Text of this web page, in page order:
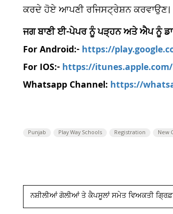
ਕਰਦੇ ਹੋਏ ਆਪਣੀ ਰਜਿਸਟ੍ਰੇਸ਼ਨ ਕਰਵਾਉਣ।
ਜਗ ਬਾਣੀ ਈ-ਪੇਪਰ ਨੂੰ ਪੜ੍ਹਨ ਅਤੇ ਐਪ ਨੂੰ
For Android:-https://
For IOS:-https://
Whatsapp Channel: https://
Punjab Play Way Schools Registration New
ਨਸ਼ੀਲੀਆਂ ਗੋਲੀਆਂ ਤੇ ਕੈਪਸੂਲਾਂ ਸਮੇਤ ਵਿਅਕਤੀ